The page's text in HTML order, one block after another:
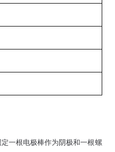
一根电极棒作为阴极和一根螺